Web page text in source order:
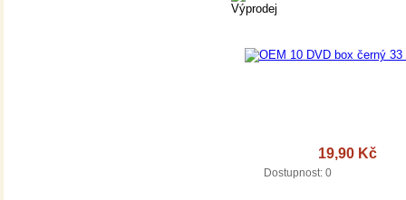
19,90 Kč
Dostupnost: 0